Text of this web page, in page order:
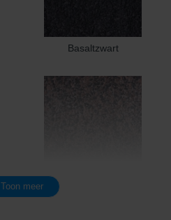
Basaltzwart
Toon meer